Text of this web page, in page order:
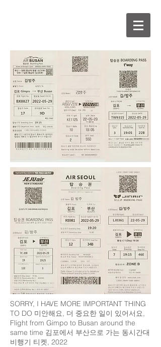
SORRY, I HAVE MORE IMPORTANT THING
TO DO 미안해요, 더 중요한 일이 있어서요,
Flight from Gimpo to Busan around the
same time 김포에서 부산으로 가는 동시간대
비행기 티켓, 2022